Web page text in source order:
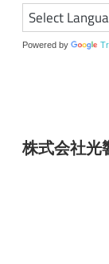
Powered by
株式会社光